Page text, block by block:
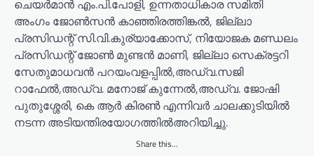
ചെയർമാൻ എം.പി.പോളി, ഉന്നതാധികാര സമിതി
അംഗം ജോൺസൻ കാഞ്ഞിരത്തിങ്കൽ, ജില്ലാ
പ്രസിഡന്റ് സി.വി.കുര്യാക്കോസ്, നിയോജക മണ്ഡലം
പ്രസിഡന്റ് ജോൺ മുണ്ടൻ മാണി, ജില്ലാ സെക്രട്ടറി
സേതുമാധവൻ പറയംവളപ്പിൽ,അഡ്വ.സജി
റാഫേൽ,അഡ്വ. മനോജ് കുന്നേൽ,അഡ്വ. ജോഷി
പുതുശ്ശേരി, കെ ആർ കിരൺ എന്നിവർ ചാലക്കുടിയിൽ
നടന്ന അടിയന്തിരയോഗത്തിൽഅറിയിച്ചു.
Share this...